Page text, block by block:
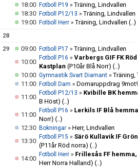
18:00 Fotboll P19 »Träning, Lindvallen
18:30 Fotboll P12/13 »Träning, Lindvallen
19:00 Fotboll Herr »Träning, Lindvallen (..)
28
29
09:00 Fotboll P17 »Träning, Lindvallen
10:00
Fotboll P16 » Varbergs GIF FK
Kastplan (P10år Blå Norr) (..)
10:00 Gymnastik Svart Diamant »Träning,
11:00 Fotboll Dam » Domaruppdrag
11:00
Fotboll P12/13 » Kvibille BK
B Höst) (..)
11:00
Fotboll P16 » Lerkils IF Blå
Norr) (..)
12:30 Bokningar » Herr, Lindvallen
13:30
Fotboll P15 » Särö Kullavik IF
(P11år Röd norra) (..)
14:00
Fotboll Herr » Frillesås FF
Herr Norra Halland) (..)